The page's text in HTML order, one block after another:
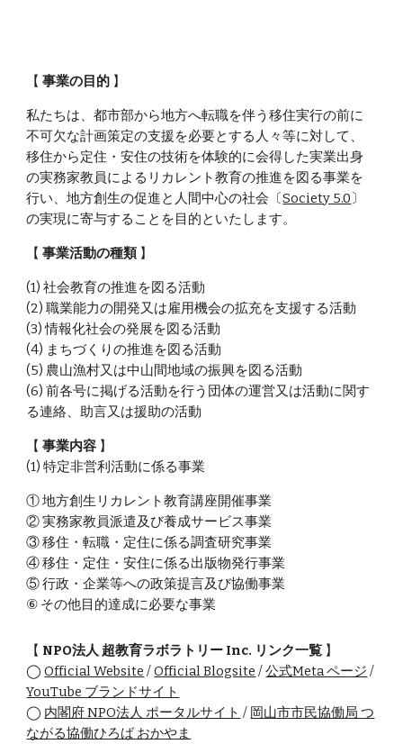
【事業の目的 】
私たちは、都市部から地方へ転職を伴う移住実行の前に
不可欠な計画策定の支援を必要とする人々等に対して、
移住から定住・安住の技術を体験的に会得した実業出身
の実務家教員によるリカレント教育の推進を図る事業を
行い、地方創生の促進と人間中心の社会〔Society 5.0〕
の実現に寄与することを目的といたします。
【事業活動の種類 】
(1) 社会教育の推進を図る活動
(2) 職業能力の開発又は雇用機会の拡充を支援する活動
(3) 情報化社会の発展を図る活動
(4) まちづくりの推進を図る活動
(5) 農山漁村又は中山間地域の振興を図る活動
(6) 前各号に掲げる活動を行う団体の運営又は活動に関す
る連絡、助言又は援助の活動
【事業内容 】
(1) 特定非営利活動に係る事業
① 地方創生リカレント教育講座開催事業
② 実務家教員派遣及び養成サービス事業
③ 移住・転職・定住に係る調査研究事業
④ 移住・定住・安住に係る出版物発行事業
⑤ 行政・企業等への政策提言及び協働事業
⑥ その他目的達成に必要な事業
【 NPO法人 超教育ラボラトリー Inc. リンク一覧 】
◯Official Website /Official Blogsite /公式Meta ページ /
YouTube ブランドサイト
◯ 内閣府 NPO法人 ポータルサイト / 岡山市市民協働局 つ
ながる協働ひろば おかやま